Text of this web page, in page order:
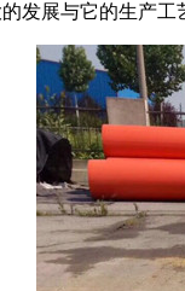
发展与它的生产